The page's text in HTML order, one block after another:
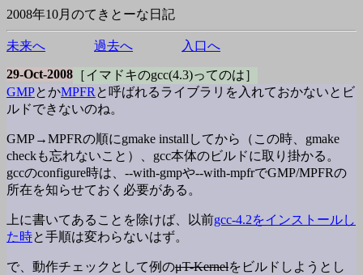
2008年10月のてきとーな日記
未来へ 過去へ 入口へ
29-Oct-2008 ［イマドキのgcc(4.3)ってのは］
GMPとかMPFR と呼ばれるライブラリを入れておかないとビ
ルドできないのね。
GMP→MPFRの順にgmake installしてから（この時、gmake
checkも忘れないこと）、gcc本体のビルドに取り掛かる。
gccのconfigure時は、--with-gmpや--with-mpfrでGMP/MPFRの
所在を知らせておく必要がある。
上に書いてあることを除けば、以前gcc-4.2をインストールし
た時と手順は変わらないはず。
で、動作チェックとして例のμT-Kernelをビルドしようとし